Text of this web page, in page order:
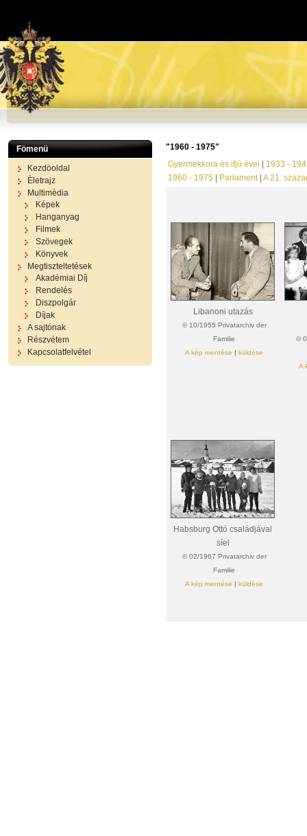
Fömenü
Kezdöoldal
Èletrajz
Multimèdia
Képek
Hanganyag
Filmek
Szövegek
Könyvek
Megtiszteltetések
Akadémiai Díj
Rendelés
Diszpolgár
Díjak
A sajtónak
Részvétem
Kapcsolatfelvétel
"1960 - 1975"
Gyermekkora ès ifjú évei
1933 -
1960 - 1975
Parlament| A 21.
Libanoni utazás
© 10/1955 Privatarchiv der
Familie
A kép mentése | küldése
©
A
Habsburg Ottó családjával
síel
© 02/1967 Privatarchiv der
Familie
A kép mentése | küldése